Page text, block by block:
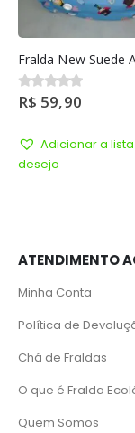
Fralda New Suede
0out of 5
R$ 59,90
Adicionar a
desejo
ATENDIMENTO
Minha Conta
Política de
Chá de Fraldas
O que é Fralda
Quem Somos